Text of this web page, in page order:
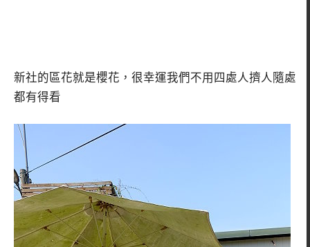
新社的區花就是櫻花，很幸運我們不用四處人擠人隨處
都有得看